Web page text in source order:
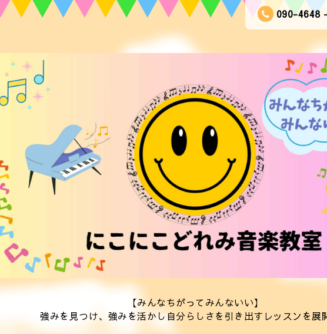
090-4648
【みんなちがってみんないい】
強みを見つけ、強みを活かし自分らしさを引き出すレッスンを展